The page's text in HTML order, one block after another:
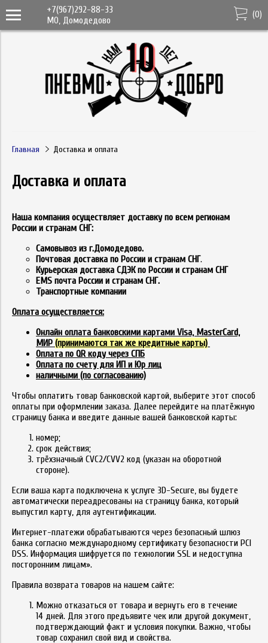
+7(967)292-88-33
МО, Домодедово
(0)
Главная Доставка и оплата
Доставка и оплата
Наша компания осуществляет доставку по всем регионам
России и странам СНГ:
Самовывоз из г.Домодедово.
Почтовая доставка по России и странам СНГ.
Курьерская доставка СДЭК по России и странам СНГ
EMS почта России и странам СНГ.
Транспортные компании
Оплата осуществляется:
Онлайн оплата банковскими картами Visa, MasterCard,
МИР (принимаются так же кредитные карты)
Оплата по QR коду через СПБ
Оплата по счету для ИП и Юр лиц
наличными (по согласованию)
Чтобы оплатить товар банковской картой, выберите этот способ
оплаты при оформлении заказа. Далее перейдите на платёжную
страницу банка и введите данные вашей банковской карты:
номер;
срок действия;
трёхзначный CVC2/CVV2 код (указан на оборотной
стороне).
Если ваша карта подключена к услуге 3D-Secure, вы будете
автоматически переадресованы на страницу банка, который
выпустил карту, для аутентификации.
Интернет-платежи обрабатываются через безопасный шлюз
банка согласно международному сертификату безопасности PCI
DSS. Информация шифруется по технологии SSL и недоступна
посторонним лицам».
Правила возврата товаров на нашем сайте:
Можно отказаться от товара и вернуть его в течение
14 дней. Для этого предъявите чек или другой документ,
подтверждающий факт и условия покупки. Важно, чтобы
товар сохранил свой вид и свойства.